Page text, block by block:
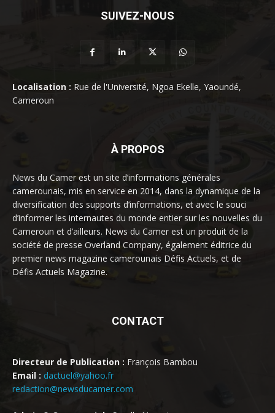
SUIVEZ-NOUS
Localisation : Rue de l'Université, Ngoa Ekelle, Yaoundé,
Cameroun
À PROPOS
News du Camer est un site d’informations générales
camerounais, mis en service en 2014, dans la dynamique de la
diversification des supports d’informations, et avec le souci
d’informer les internautes du monde entier sur les nouvelles du
Cameroun et d’ailleurs. News du Camer est un produit de la
société de presse Overland Company, également éditrice du
premier news magazine camerounais Défis Actuels, et de
Défis Actuels Magazine.
CONTACT
Directeur de Publication : François Bambou
Email : dactuel@yahoo.fr
redaction@newsducamer.com